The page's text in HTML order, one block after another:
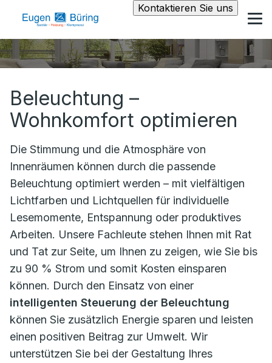
Kontaktieren Sie uns
Beleuchtung –
Wohnkomfort optimieren
Die Stimmung und die Atmosphäre von
Innenräumen können durch die passende
Beleuchtung optimiert werden – mit vielfältigen
Lichtfarben und Lichtquellen für individuelle
Lesemomente, Entspannung oder produktives
Arbeiten. Unsere Fachleute stehen Ihnen mit Rat
und Tat zur Seite, um Ihnen zu zeigen, wie Sie bis
zu 90 % Strom und somit Kosten einsparen
können. Durch den Einsatz von einer
intelligenten Steuerung der Beleuchtung
können Sie zusätzlich Energie sparen und leisten
einen positiven Beitrag zur Umwelt. Wir
unterstützen Sie bei der Gestaltung Ihres